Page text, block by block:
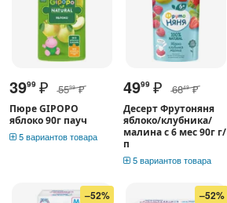
3999 ₽ 5599 ₽
Пюре GIPOPO
яблоко 90г пауч
5 вариантов товара
4999 ₽ 6849 ₽
Десерт Фрутоняня
яблоко/клубника/
малина с 6 мес 90г г/
п
5 вариантов товара
–52% –52%